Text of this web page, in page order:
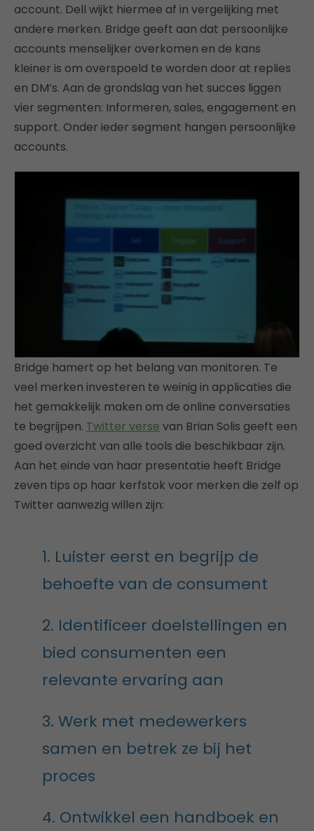
account. Dell wijkt hiermee af in vergelijking met
andere merken. Bridge geeft aan dat persoonlijke
accounts menselijker overkomen en de kans
kleiner is om overspoeld te worden door at replies
en DM’s. Aan de grondslag van het succes liggen
vier segmenten: Informeren, sales, engagement en
support. Onder ieder segment hangen persoonlijke
accounts.
Bridge hamert op het belang van monitoren. Te
veel merken investeren te weinig in applicaties die
het gemakkelijk maken om de online conversaties
te begrijpen. Twitter verse van Brian Solis geeft een
goed overzicht van alle tools die beschikbaar zijn.
Aan het einde van haar presentatie heeft Bridge
zeven tips op haar kerfstok voor merken die zelf op
Twitter aanwezig willen zijn:
1. Luister eerst en begrijp de
behoefte van de consument
2. Identificeer doelstellingen en
bied consumenten een
relevante ervaring aan
3. Werk met medewerkers
samen en betrek ze bij het
proces
4. Ontwikkel een handboek en